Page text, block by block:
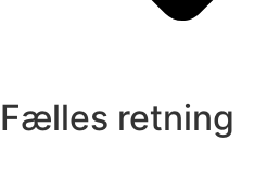
Fælles retning